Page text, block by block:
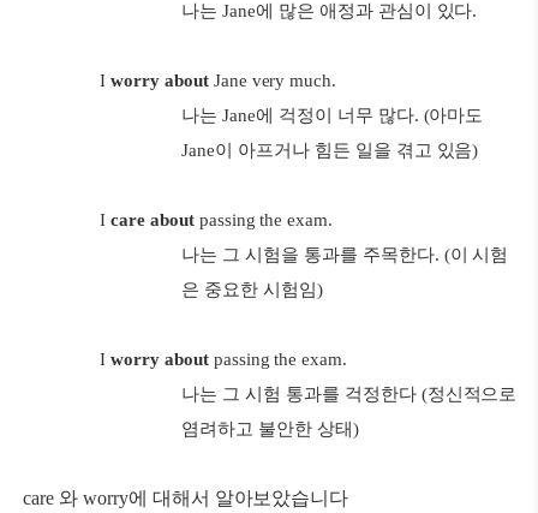
나는 Jane에 많은 애정과 관심이 있다.
I worry aboutJane very much.
나는 Jane에 걱정이 너무 많다. (아마도
Jane이 아프거나 힘든 일을 겪고 있음)
I care aboutpassing the exam.
나는 그 시험을 통과를 주목한다. (이 시험
은 중요한 시험임)
I worry aboutpassing the exam.
나는 그 시험 통과를 걱정한다 (정신적으로
염려하고 불안한 상태)
care 와 worry에 대해서 알아보았습니다